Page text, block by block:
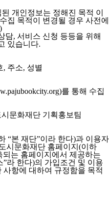
개인정보는 정해진 목적 이
집 목적이 변경될 경우 사전에
담, 서비스 신청 등등을 위해
있습니다.
, 주소, 성별
를 통해 수집
문화재단 기획홍보팀
“본 재단”이라 한다)과 이용자
시문화재단 홈페이지(이하
되는 홈페이지에서 제공하는
라 한다)의 가입조건 및 이용
항에 대하여 규정함을 목적